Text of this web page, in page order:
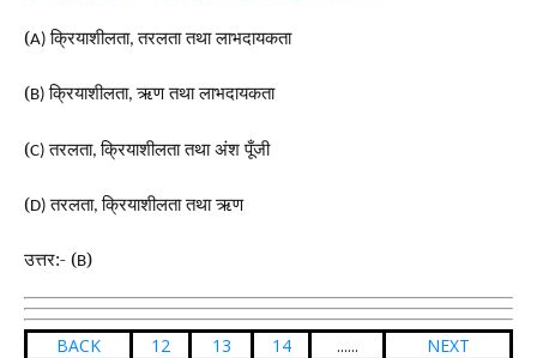
(A)क्रियाशीलता,तरलता तथा लाभदायकता
(B)क्रियाशीलता,ऋण तथा लाभदायकता
(C)तरलता,क्रियाशीलता तथा अंश पूँजी
(D)तरलता,क्रियाशीलता तथा ऋण
उत्तर:- (B)
BACK 12 13 14 ...... NEXT